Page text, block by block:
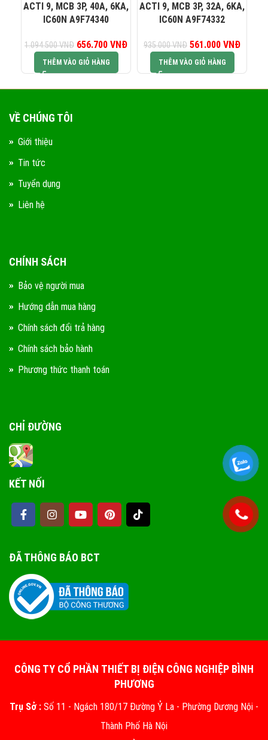
ACTI 9, MCB 3P, 40A, 6KA,
IC60N A9F74340
1.094.500VNĐ
Giá gốc là:
1.094.500 VNĐ.
656.700 VNĐ Giá hiện tại là:
656.700 VNĐ.
THÊM VÀO GIỎ HÀNG
ACTI 9, MCB 3P, 32A, 6KA,
IC60N A9F74332
935.000VNĐ
Giá gốc là:
935.000 VNĐ.
561.000 VNĐ
THÊM VÀO GIỎ HÀNG
VỀ CHÚNG TÔI
Giới thiệu
Tin tức
Tuyển dụng
Liên hệ
CHÍNH SÁCH
Bảo vệ người mua
Hướng dẫn mua hàng
Chính sách đổi trả hàng
Chính sách bảo hành
Phương thức thanh toán
CHỈ ĐƯỜNG
KẾT NỐI
ĐÃ THÔNG BÁO BCT
CÔNG TY CỔ PHẦN THIẾT BỊ ĐIỆN CÔNG NGHIỆP BÌNH
PHƯƠNG
Trụ Sở : Số 11 - Ngách 180/17 Đường Ỷ La - Phường Dương Nội -
Thành Phố Hà Nội